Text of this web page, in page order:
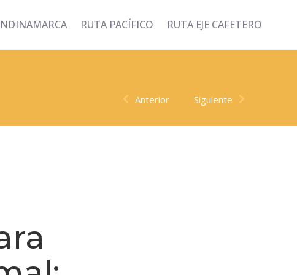
RUTA PACÍFICO RUTA EJE CAFETERO
Anterior Siguiente